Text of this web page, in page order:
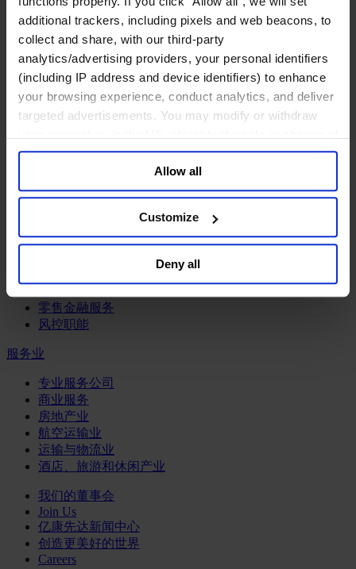
additional trackers, including pixels and web beacons, to
collect and share, with our third-party
analytics/advertising providers, your personal identifiers
(including IP address and device identifiers) to enhance
your browsing experience, conduct analytics, and deliver
targeted advertisements. You may modify or withdraw
your data for targeted advertising, by clicking “Do Not
Sell or Share My Personal Information” in the footer of
the website. You must opt-out of each device and each
browser. For additional information and retention terms
general collection and use of personal information see
Allow all
Customize
Deny all
工业
化工与过程工业咨询团队
机械与工业技术
汽车与交通设备
能源业
金属与矿业
主权财富基金
基础设施
数字化资产、加密货币与Web 3行业
私募股权投资行业
零售金融服务
风控职能
服务业
专业服务公司
商业服务
房地产业
航空运输业
运输与物流业
酒店、旅游和休闲产业
我们的董事会
Join Us
亿康先达新闻中心
创造更美好的世界
Careers